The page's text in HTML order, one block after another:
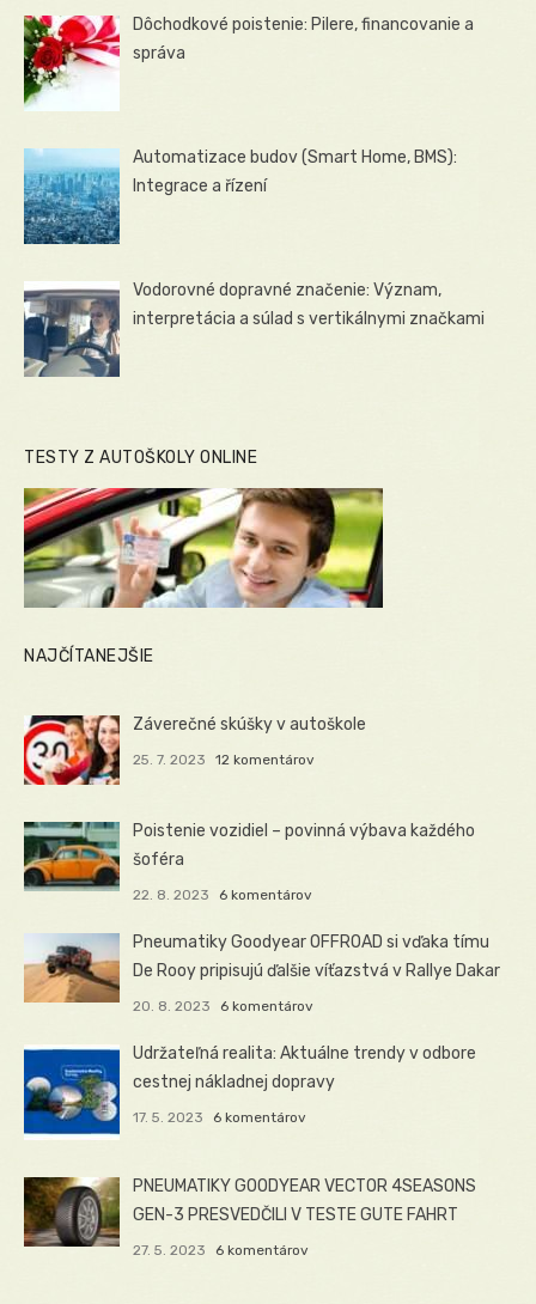
Dôchodkové poistenie: Pilere, financovanie a
správa
Automatizace budov (Smart Home, BMS):
Integrace a řízení
Vodorovné dopravné značenie: Význam,
interpretácia a súlad s vertikálnymi značkami
TESTY Z AUTOŠKOLY ONLINE
NAJČÍTANEJŠIE
Záverečné skúšky v autoškole
25. 7. 2023 12 komentárov
Poistenie vozidiel – povinná výbava každého
šoféra
22. 8. 2023 6 komentárov
Pneumatiky Goodyear OFFROAD si vďaka tímu
De Rooy pripisujú ďalšie víťazstvá v Rallye Dakar
20. 8. 2023 6 komentárov
Udržateľná realita: Aktuálne trendy v odbore
cestnej nákladnej dopravy
17. 5. 2023 6 komentárov
PNEUMATIKY GOODYEAR VECTOR 4SEASONS
GEN-3 PRESVEDČILI V TESTE GUTE FAHRT
27. 5. 2023 6 komentárov